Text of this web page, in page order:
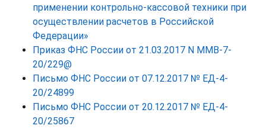
применении контрольно-кассовой техники при
осуществлении расчетов в Российской
Федерации»
Приказ ФНС России от 21.03.2017 N ММВ-7-
20/229@
Письмо ФНС России от 07.12.2017 № ЕД-4-
20/24899
Письмо ФНС России от 20.12.2017 № ЕД-4-
20/25867